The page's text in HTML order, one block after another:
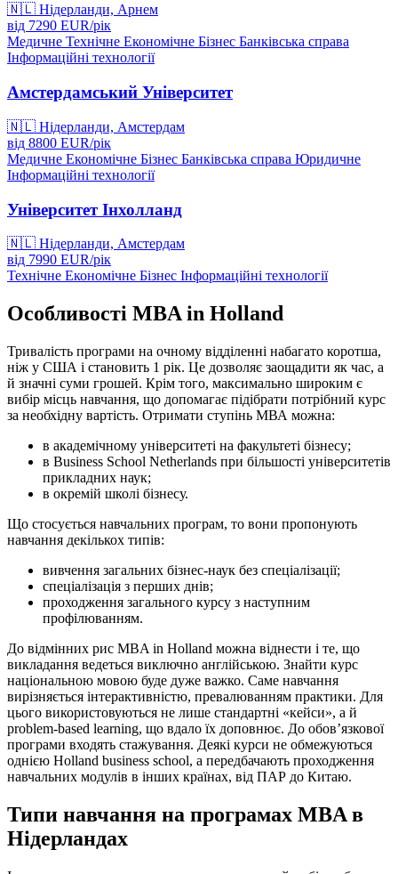
🇳🇱 Нідерланди, Арнем
від 7290 EUR/рік
Медичне Технічне Економічне Бізнес Банківська справа
Інформаційні технології
Амстердамський Університет
🇳🇱 Нідерланди, Амстердам
від 8800 EUR/рік
Медичне Економічне Бізнес Банківська справа Юридичне
Інформаційні технології
Університет Інхолланд
🇳🇱 Нідерланди, Амстердам
від 7990 EUR/рік
Технічне Економічне Бізнес Інформаційні технології
Особливості MBA in Holland
Тривалість програми на очному відділенні набагато коротша,
ніж у США і становить 1 рік. Це дозволяє заощадити як час, а
й значні суми грошей. Крім того, максимально широким є
вибір місць навчання, що допомагає підібрати потрібний курс
за необхідну вартість. Отримати ступінь МВА можна:
в академічному університеті на факультеті бізнесу;
в Business School Netherlands при більшості університетів
прикладних наук;
в окремій школі бізнесу.
Що стосується навчальних програм, то вони пропонують
навчання декількох типів:
вивчення загальних бізнес-наук без спеціалізації;
спеціалізація з перших днів;
проходження загального курсу з наступним
профілюванням.
До відмінних рис MBA in Holland можна віднести і те, що
викладання ведеться виключно англійською. Знайти курс
національною мовою буде дуже важко. Саме навчання
вирізняється інтерактивністю, превалюванням практики. Для
цього використовуються не лише стандартні «кейси», а й
problem-based learning, що вдало їх доповнює. До обов’язкової
програми входять стажування. Деякі курси не обмежуються
однією Holland business school, а передбачають проходження
навчальних модулів в інших країнах, від ПАР до Китаю.
Типи навчання на програмах MBA в
Нідерландах